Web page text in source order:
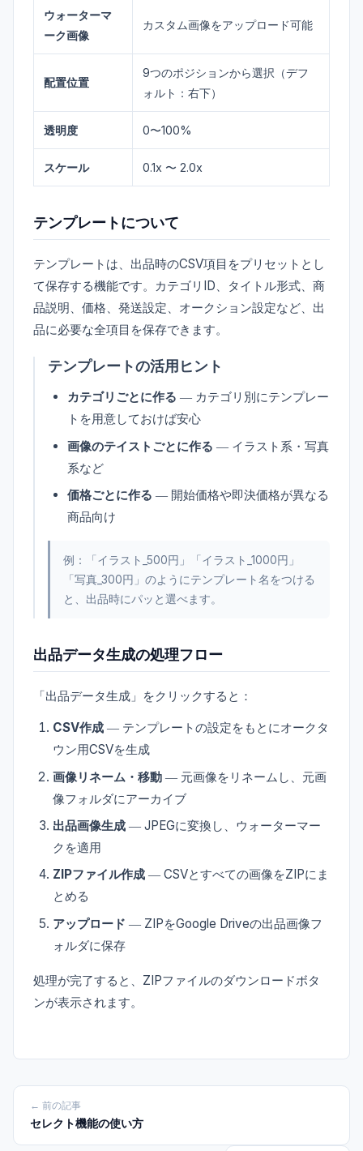
ウォーターマ
ーク画像
カスタム画像をアップロード可能
配置位置
9つのポジションから選択（デフ
ォルト：右下）
透明度 0〜100%
スケール 0.1x 〜 2.0x
テンプレートについて
テンプレートは、出品時のCSV項目をプリセットとし
て保存する機能です。カテゴリID、タイトル形式、商
品説明、価格、発送設定、オークション設定など、出
品に必要な全項目を保存できます。
テンプレートの活用ヒント
カテゴリごとに作る ― カテゴリ別にテンプレー
トを用意しておけば安心
画像のテイストごとに作る ― イラスト系・写真
系など
価格ごとに作る ― 開始価格や即決価格が異なる
商品向け
例：「イラスト_500円」「イラスト_1000円」
「写真_300円」のようにテンプレート名をつける
と、出品時にパッと選べます。
出品データ生成の処理フロー
「出品データ生成」をクリックすると：
CSV作成 ― テンプレートの設定をもとにオークタ
ウン用CSVを生成
画像リネーム・移動 ― 元画像をリネームし、元画
像フォルダにアーカイブ
出品画像生成 ― JPEGに変換し、ウォーターマー
クを適用
ZIPファイル作成 ― CSVとすべての画像をZIPにま
とめる
アップロード ― ZIPをGoogle Driveの出品画像フ
ォルダに保存
処理が完了すると、ZIPファイルのダウンロードボタ
ンが表示されます。
← 前の記事
セレクト機能の使い方